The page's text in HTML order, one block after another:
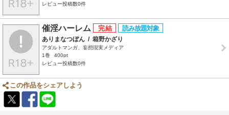
レビュー投稿数0件
催淫ハーレム
ありまなつぼん / 箱野かざり
アダルトマンガ、妄想現実メディア
1巻
400pt
レビュー投稿数0件
この作品をシェアしよう